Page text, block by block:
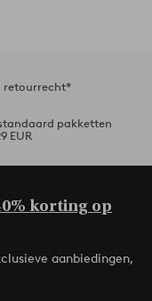
retourrecht*
pakketten
EUR
korting op
aanbiedingen,